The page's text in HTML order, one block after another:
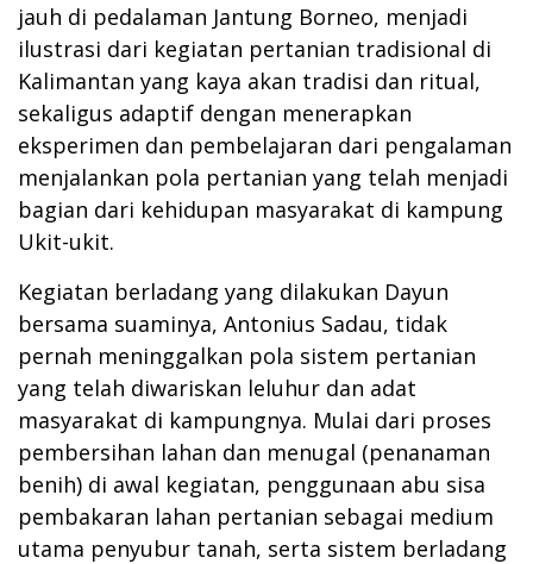
jauh di pedalaman Jantung Borneo, menjadi
ilustrasi dari kegiatan pertanian tradisional di
Kalimantan yang kaya akan tradisi dan ritual,
sekaligus adaptif dengan menerapkan
eksperimen dan pembelajaran dari pengalaman
menjalankan pola pertanian yang telah menjadi
bagian dari kehidupan masyarakat di kampung
Ukit-ukit.
Kegiatan berladang yang dilakukan Dayun
bersama suaminya, Antonius Sadau, tidak
pernah meninggalkan pola sistem pertanian
yang telah diwariskan leluhur dan adat
masyarakat di kampungnya. Mulai dari proses
pembersihan lahan dan menugal (penanaman
benih) di awal kegiatan, penggunaan abu sisa
pembakaran lahan pertanian sebagai medium
utama penyubur tanah, serta sistem berladang